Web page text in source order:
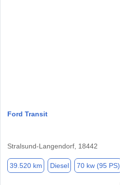
Ford Transit
Stralsund-Langendorf, 18442
39.520 km Diesel 70 kw (95 PS)